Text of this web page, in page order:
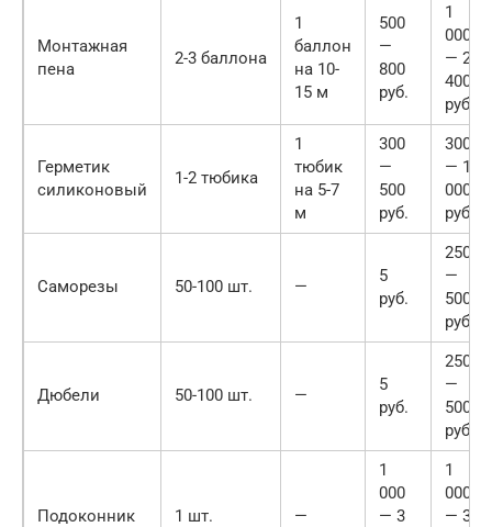
Монтажная
пена
2-3 баллона
1
баллон
на 10-
15 м
500
—
800
руб.
1
000
— 2
400
руб.
Герметик
силиконовый
1-2 тюбика
1
тюбик
на 5-7
м
300
—
500
руб.
300
— 1
000
руб.
Саморезы 50-100 шт. —
5
руб.
250
—
500
руб.
Дюбели 50-100 шт. —
5
руб.
250
—
500
руб.
Подоконник 1 шт. —
1
000
— 3
1
000
— 3